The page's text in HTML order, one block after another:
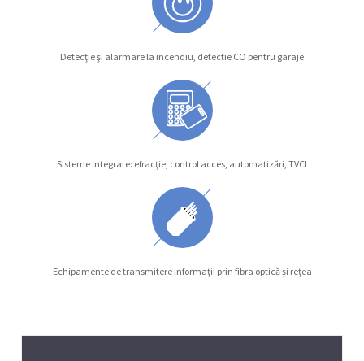
Detecţie şi alarmare la incendiu, detectie CO pentru garaje
Sisteme integrate: efracţie, control acces, automatizări, TVCI
Echipamente de transmitere informaţii prin fibra optică şi reţea